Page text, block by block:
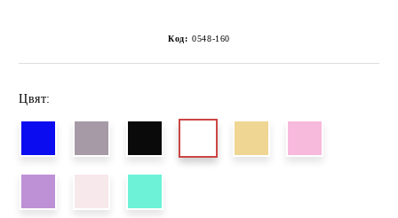
Код: 0548-160
Цвят: